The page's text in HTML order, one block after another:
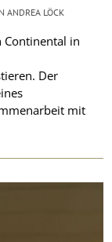
Continental in
Der
mit
ANDREA LÖCK